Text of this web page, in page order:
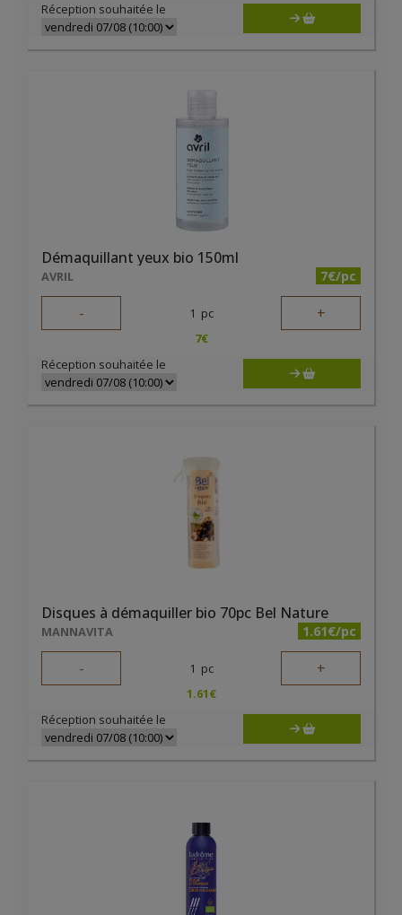
Réception souhaitée le
Démaquillant yeux bio 150ml
AVRIL 7€/pc
- 1 pc +
7€
Réception souhaitée le
Disques à démaquiller bio 70pc Bel Nature
MANNAVITA 1.61€/pc
- 1 pc +
1.61€
Réception souhaitée le